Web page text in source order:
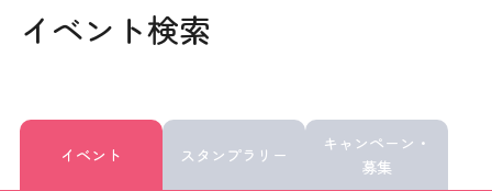
イベント検索
イベント スタンプラリー
キャンペーン・
募集